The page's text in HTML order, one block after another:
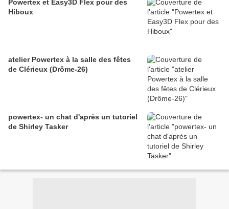
Powertex et Easy3D Flex pour des
Hiboux
atelier Powertex à la salle des fêtes
de Clérieux (Drôme-26)
powertex- un chat d'après un tutoriel
de Shirley Tasker